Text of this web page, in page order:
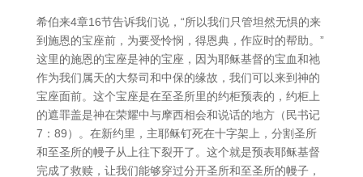
希伯来4章16节告诉我们说，“所以我们只管坦然无惧的来
到施恩的宝座前，为要受怜悯，得恩典，作应时的帮助。”
这里的施恩的宝座是神的宝座，因为耶稣基督的宝血和祂
作为我们属天的大祭司和中保的缘故，我们可以来到神的
宝座面前。这个宝座是在至圣所里的约柜预表的，约柜上
的遮罪盖是神在荣耀中与摩西相会和说话的地方（民书记
7：89）。在新约里，主耶稣钉死在十字架上，分割圣所
和至圣所的幔子从上往下裂开了。这个就是预表耶稣基督
完成了救赎，让我们能够穿过分开圣所和至圣所的幔子，